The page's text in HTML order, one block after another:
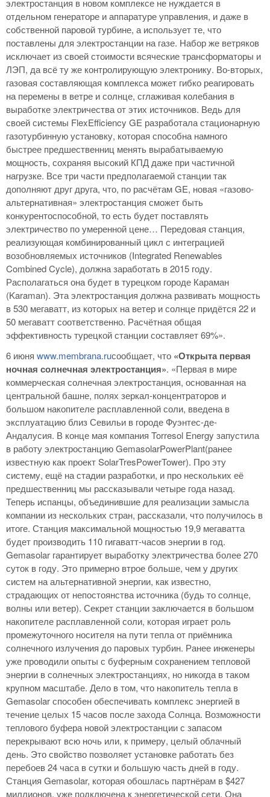
электростанция в новом комплексе не нуждается в
отдельном генераторе и аппаратуре управления, и даже в
собственной паровой турбине, а использует те, что
поставлены для электростанции на газе. Набор же ветряков
исключает из своей стоимости всяческие трансформаторы и
ЛЭП, да всё ту же контролирующую электронику. Во-вторых,
газовая составляющая комплекса может гибко реагировать
на перемены в ветре и солнце, сглаживая колебания в
выработке электричества от этих источников. Ведь для
своей системы FlexEfficiency GE разработала стационарную
газотурбинную установку, которая способна намного
быстрее предшественниц менять вырабатываемую
мощность, сохраняя высокий КПД даже при частичной
нагрузке. Все три части предполагаемой станции так
дополняют друг друга, что, по расчётам GE, новая «газово-
альтернативная» электростанция сможет быть
конкурентоспособной, то есть будет поставлять
электричество по умеренной цене… Передовая станция,
реализующая комбинированный цикл с интеграцией
возобновляемых источников (Integrated Renewables
Combined Cycle), должна заработать в 2015 году.
Располагаться она будет в турецком городе Караман
(Karaman). Эта электростанция должна развивать мощность
в 530 мегаватт, из которых на ветер и солнце придётся 22 и
50 мегаватт соответственно. Расчётная общая
эффективность турецкой станции составляет 69%».
6 июня www.membrana.ruсообщает, что «Открыта первая
ночная солнечная электростанция». «Первая в мире
коммерческая солнечная электростанция, основанная на
центральной башне, полях зеркал-концентраторов и
большом накопителе расплавленной соли, введена в
эксплуатацию близ Севильи в городе Фуэнтес-де-
Андалусия. В конце мая компания Torresol Energy запустила
в работу электростанцию GemasolarPowerPlant(ранее
известную как проект SolarTresPowerTower). Про эту
систему, ещё на стадии разработки, и про нескольких её
предшественниц мы рассказывали четыре года назад.
Теперь испанцы, объединившие для реализации замысла
компании из нескольких стран, рассказали, что получилось в
итоге. Станция максимальной мощностью 19,9 мегаватта
будет производить 110 гигаватт-часов энергии в год.
Gemasolar гарантирует выработку электричества более 270
суток в году. Это примерно втрое больше, чем у других
систем на альтернативной энергии, как известно,
страдающих от непостоянства источника (будь то солнце,
волны или ветер). Секрет станции заключается в большом
накопителе расплавленной соли, которая играет роль
промежуточного носителя на пути тепла от приёмника
солнечного излучения до паровых турбин. Ранее инженеры
уже проводили опыты с буферным сохранением тепловой
энергии в солнечных электростанциях, но никогда в таком
крупном масштабе. Дело в том, что накопитель тепла в
Gemasolar способен обеспечивать комплекс энергией в
течение целых 15 часов после захода Солнца. Возможности
теплового буфера новой электростанции с запасом
перекрывают всю ночь или, к примеру, целый облачный
день. Это свойство позволяет установке работать без
перебоев 24 часа в сутки и большую часть дней в году.
Станция Gemasolar, которая обошлась партнёрам в $427
миллионов, уже подключена к энергетической сети. Она